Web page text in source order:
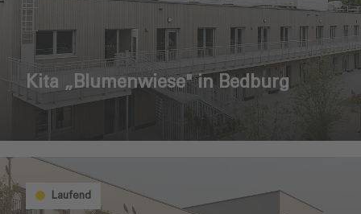
Kita „Blumenwiese" in Bedburg
Laufend